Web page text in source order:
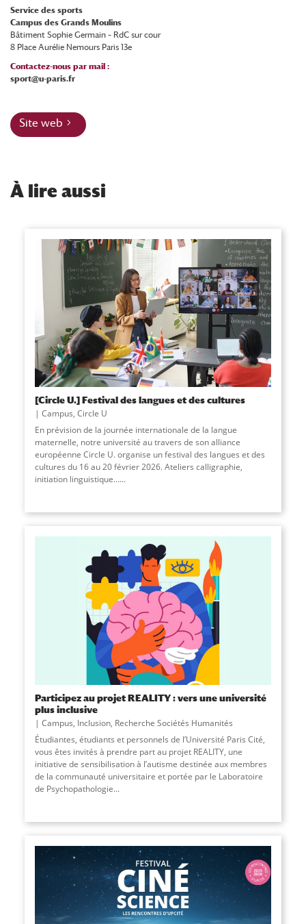
Service des sports
Campus des Grands Moulins
Bâtiment Sophie Germain – RdC sur cour
8 Place Aurélie Nemours Paris 13e
Contactez-nous par mail :
sport@u-paris.fr
Site web
À lire aussi
[Circle U.] Festival des langues et des cultures
Campus, Circle U
En prévision de la journée internationale de la langue
maternelle, notre université au travers de son alliance
européenne Circle U. organise un festival des langues et des
cultures du 16 au 20 février 2026. Ateliers calligraphie,
initiation linguistique…...
Participez au projet REALITY : vers une université
plus inclusive
Campus, Inclusion, Recherche Sociétés Humanités
Étudiantes, étudiants et personnels de l’Université Paris Cité,
vous êtes invités à prendre part au projet REALITY, une
initiative de sensibilisation à l’autisme destinée aux membres
de la communauté universitaire et portée par le Laboratoire
de Psychopathologie...